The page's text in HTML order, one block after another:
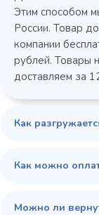
45 900 ₽
Этим способом
России. Товар
компании
рублей. Товары
доставляем за
Как
Как можно
Можно ли